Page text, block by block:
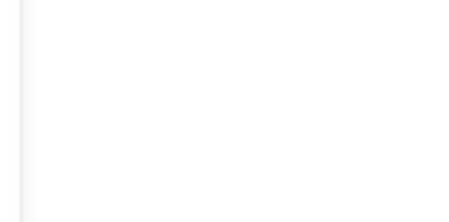
en construction **